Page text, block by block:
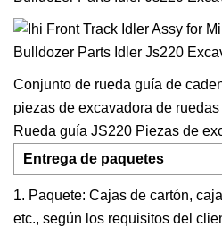
Conjunto de rueda guía de
piezas de excavadora de
Rueda guía JS220 Piezas de
Entrega de paquetes
1. Paquete: Cajas de cartón,
etc., según los requisitos del